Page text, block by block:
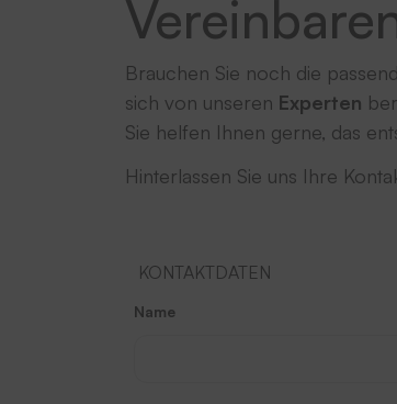
Brauchen Sie noch die
sich von unseren Experten
Sie helfen Ihnen gerne, das
Hinterlassen Sie uns Ihre
KONTAKTDATEN
Name